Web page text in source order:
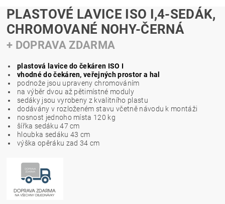
PLASTOVÉ LAVICE ISO I,4-SEDÁK,
CHROMOVANÉ NOHY-ČERNÁ
+ DOPRAVA ZDARMA
plastová lavice do čekáren ISO I
vhodné do čekáren, veřejných prostor a hal
podnože jsou upraveny chromováním
na výběr dvou až pětimístné moduly
sedáky jsou vyrobeny z kvalitního plastu
dodávány v rozloženém stavu včetně návodu k montáži
nosnost jednoho místa 120 kg
šířka sedáku 47 cm
hloubka sedáku 43 cm
výška opěráku zad 34 cm